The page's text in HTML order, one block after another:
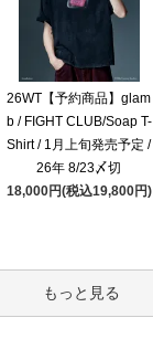
26WT【予約商品】glam
b / FIGHT CLUB/Soap T-
Shirt / 1月上旬発売予定 /
26年 8/23〆切
18,000円(税込19,800円)
もっと見る